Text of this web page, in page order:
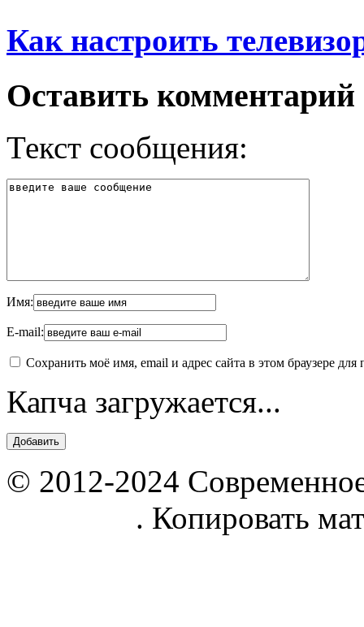
Как настроить
Оставить комментарий
Текст сообщения:
Имя:
E-mail:
Сохранить моё имя, email и адрес сайта в этом браузере
Капча загружается...
© 2012-2024
. Копировать